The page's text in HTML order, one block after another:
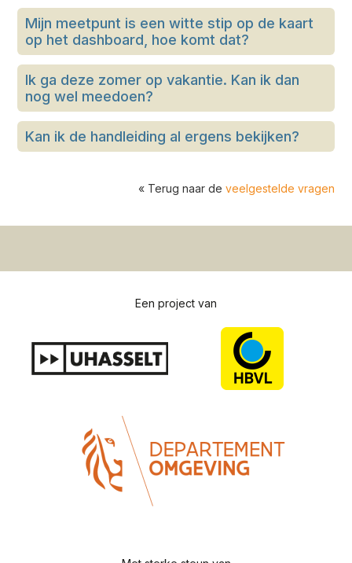
Mijn meetpunt is een witte stip op de kaart
op het dashboard, hoe komt dat?
Ik ga deze zomer op vakantie. Kan ik dan
nog wel meedoen?
Kan ik de handleiding al ergens bekijken?
« Terug naar de veelgestelde vragen
Een project van